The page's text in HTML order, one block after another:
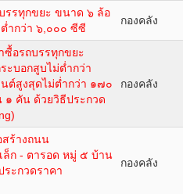
รรทุกขยะ ขนาด ๖ ล้อ
ำกว่า ๖,๐๐๐ ซีซี
กองคลัง
ซื้อรถบรรทุกขยะ
ะบอกสูบไม่ต่ำกว่า
ต์สูงสุดไม่ต่ำกว่า ๑๗๐
๑ คัน ด้วยวิธีประกวด
กองคลัง
สร้างถนน
ล็ก - ตารอด หมู่ ๕ บ้าน
ระกวดราคา
กองคลัง